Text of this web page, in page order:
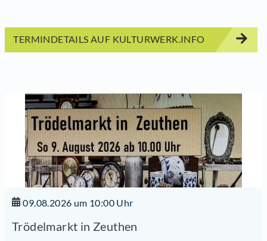
TERMINDETAILS AUF KULTURWERK.INFO
09.08.2026 um 10:00 Uhr
Trödelmarkt in Zeuthen